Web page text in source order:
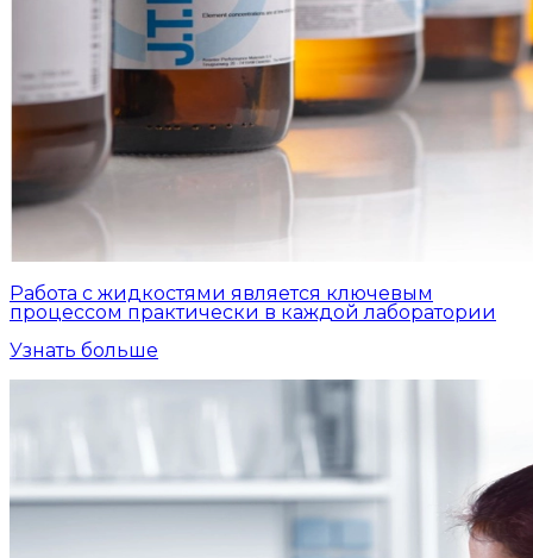
Работа с жидкостями является ключевым
процессом практически в каждой лаборатории
Узнать больше